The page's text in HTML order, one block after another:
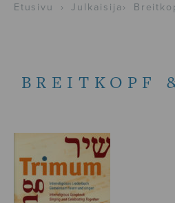
Etusivu › Julkaisija ›
BREITKOPF